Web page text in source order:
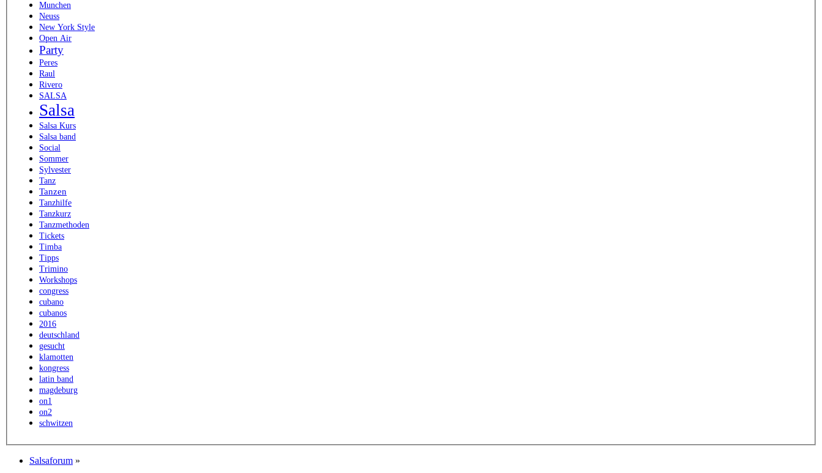
Munchen
Neuss
New York Style
Open Air
Party
Peres
Raul
Rivero
SALSA
Salsa
Salsa Kurs
Salsa band
Social
Sommer
Sylvester
Tanz
Tanzen
Tanzhilfe
Tanzkurz
Tanzmethoden
Tickets
Timba
Tipps
Trimino
Workshops
congress
cubano
cubanos
2016
deutschland
gesucht
klamotten
kongress
latin band
magdeburg
on1
on2
schwitzen
Salsaforum »